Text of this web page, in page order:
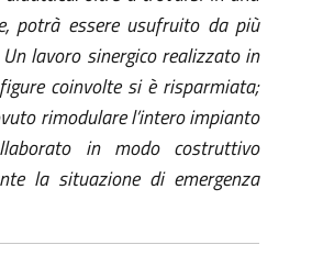
potrà essere usufruito da più
lavoro sinergico realizzato in
coinvolte si è risparmiata;
rimodulare l’intero impianto
in modo costruttivo
la situazione di emergenza